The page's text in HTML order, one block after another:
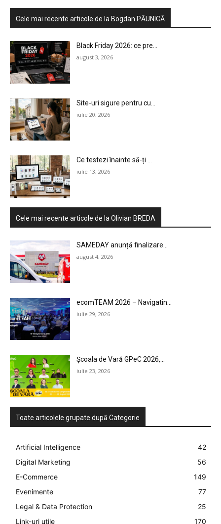
HOMEPAGE
E-COMMERCE
EVENIMENTE
MARKETING
LEGAL & DP
STUDIES
CONTACT
Cele mai recente articole de la Bogdan PĂUNICĂ
Black Friday 2026: ce pre...
august 3, 2026
Site-uri sigure pentru cu...
iulie 20, 2026
Ce testezi înainte să-ți ...
iulie 13, 2026
Cele mai recente articole de la Olivian BREDA
SAMEDAY anunță finalizare...
august 4, 2026
ecomTEAM 2026 – Navigatin...
iulie 29, 2026
Școala de Vară GPeC 2026,...
iulie 23, 2026
Toate articolele grupate după Categorie
Artificial Intelligence
42
Digital Marketing
56
E-Commerce
149
Evenimente
77
Legal & Data Protection
25
Link-uri utile
170